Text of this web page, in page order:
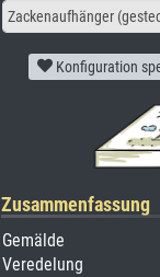
Zackenaufhänger
Konfiguration
Zusammenfassung
Gemälde
Veredelung